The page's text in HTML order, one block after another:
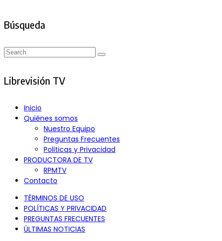
Búsqueda
Search
Search
Librevisión TV
Inicio
Quiénes somos
Nuestro Equipo
Preguntas Frecuentes
Politicas y Privacidad
PRODUCTORA DE TV
RPMTV
Contacto
TÉRMINOS DE USO
POLÍTICAS Y PRIVACIDAD
PREGUNTAS FRECUENTES
ÚLTIMAS NOTICIAS